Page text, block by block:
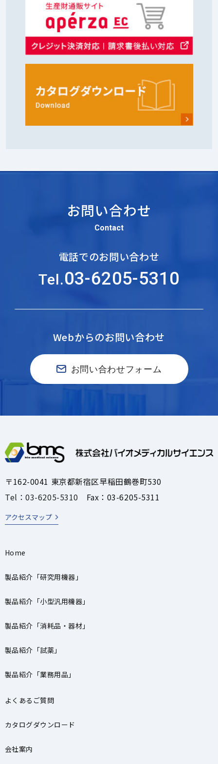
お問い合わせ
Contact
電話でのお問い合わせ
Tel.03-6205-5310
Webからのお問い合わせ
お問い合わせフォーム
〒162-0041 東京都新宿区早稲田鶴巻町530
Tel：03-6205-5310 Fax：03-6205-5311
アクセスマップ
Home
製品紹介「研究用機器」
製品紹介「小型汎用機器」
製品紹介「消耗品・器材」
製品紹介「試薬」
製品紹介「業務用品」
よくあるご質問
カタログダウンロード
会社案内